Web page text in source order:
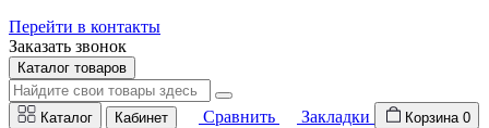
Перейти в контакты
Заказать звонок
Каталог товаров
Каталог Кабинет Сравнить Закладки Корзина 0